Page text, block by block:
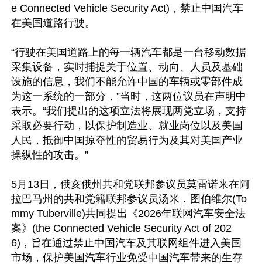
e Connected Vehicle Security Act)，禁止中国汽车
在美国道路行驶。
“行驶在美国道路上的每一辆汽车都是一台移动数据
采集设备，实时捕捉关于位置、动向、人员及基础
设施的信息，我们不能允许中国的车辆或零部件成
为这一系统的一部分，”当时，这两位议员在声明中
表示。“我们提出的这项立法将展现两党立场，支持
采取必要行动，以保护制造业、就业岗位以及美国
人民，抵御中国掠夺性的贸易行为及其对美国产业
操纵性的攻击。”
5月13日，俄亥俄州共和党联邦参议员莫雷诺来在阿
拉巴马州的共和党籍联邦参议员汤米．图伯维尔(To
mmy Tuberville)共同提出《2026年联网汽车安全法
案》(the Connected Vehicle Security Act of 202
6)，旨在通过禁止中国汽车及其联网组件进入美国
市场，保护美国汽车行业免受中国汽车带来的生存